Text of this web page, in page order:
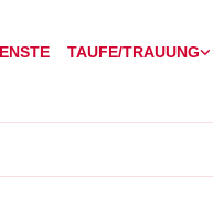
TAUFE/TRAUUNG